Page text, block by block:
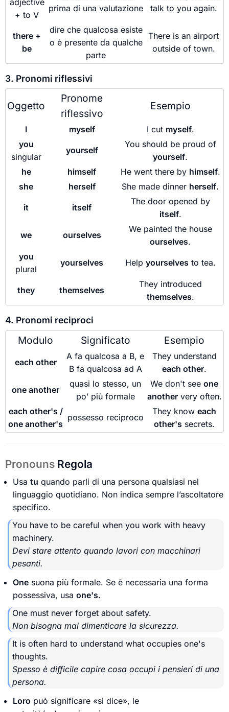
+ to V
prima di una valutazione
talk to you again.
there +
be
dire che qualcosa esiste
o è presente da qualche
parte
There is an airport
outside of town.
3. Pronomi riflessivi
Oggetto
Pronome
riflessivo
Esempio
I myself I cut myself.
you
singular
yourself
You should be proud of
yourself.
he
himself He went there by himself.
she
herself She made dinner herself.
it itself
The door opened by
itself.
we ourselves
We painted the house
ourselves.
you
plural
yourselves Help yourselves to tea.
they themselves
They introduced
themselves.
4. Pronomi reciproci
Modulo Significato Esempio
each other
A fa qualcosa a B, e
B fa qualcosa ad A
They understand
each other.
one another
quasi lo stesso, un
po’ più formale
We don't see one
anothervery often.
each other's /
one another's
possesso reciproco
They know each
other's secrets.
Pronouns Regola
Usa tu quando parli di una persona qualsiasi nel
linguaggio quotidiano. Non indica sempre l’ascoltatore
specifico.
You have to be careful when you work with heavy
machinery.
Devi stare attento quando lavori con macchinari
pesanti.
One suona più formale. Se è necessaria una forma
possessiva, usa one's.
One must never forget about safety.
Non bisogna mai dimenticare la sicurezza.
It is often hard to understand what occupies one's
thoughts.
Spesso è difficile capire cosa occupi i pensieri di una
persona.
Loro può significare «si dice», le